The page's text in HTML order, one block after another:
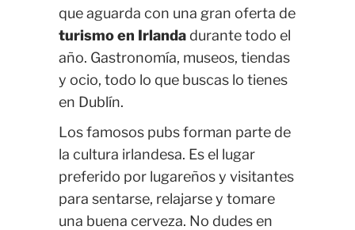
que aguarda con una gran oferta de
turismo en Irlandadurante todo el
año. Gastronomía, museos, tiendas
y ocio, todo lo que buscas lo tienes
en Dublín.
Los famosos pubs forman parte de
la cultura irlandesa. Es el lugar
preferido por lugareños y visitantes
para sentarse, relajarse y tomare
una buena cerveza. No dudes en